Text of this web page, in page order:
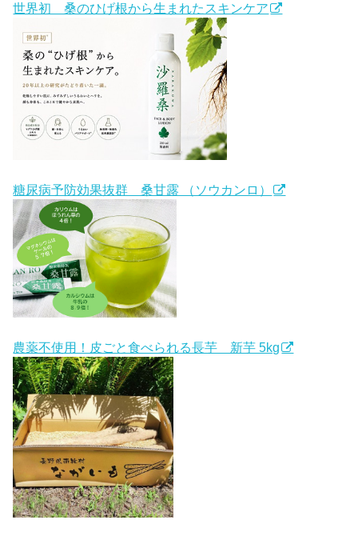
世界初 桑のひげ根から生まれたスキンケア
糖尿病予防効果抜群 桑甘露 （ソウカンロ）
農薬不使用！皮ごと食べられる長芋 新芋 5kg